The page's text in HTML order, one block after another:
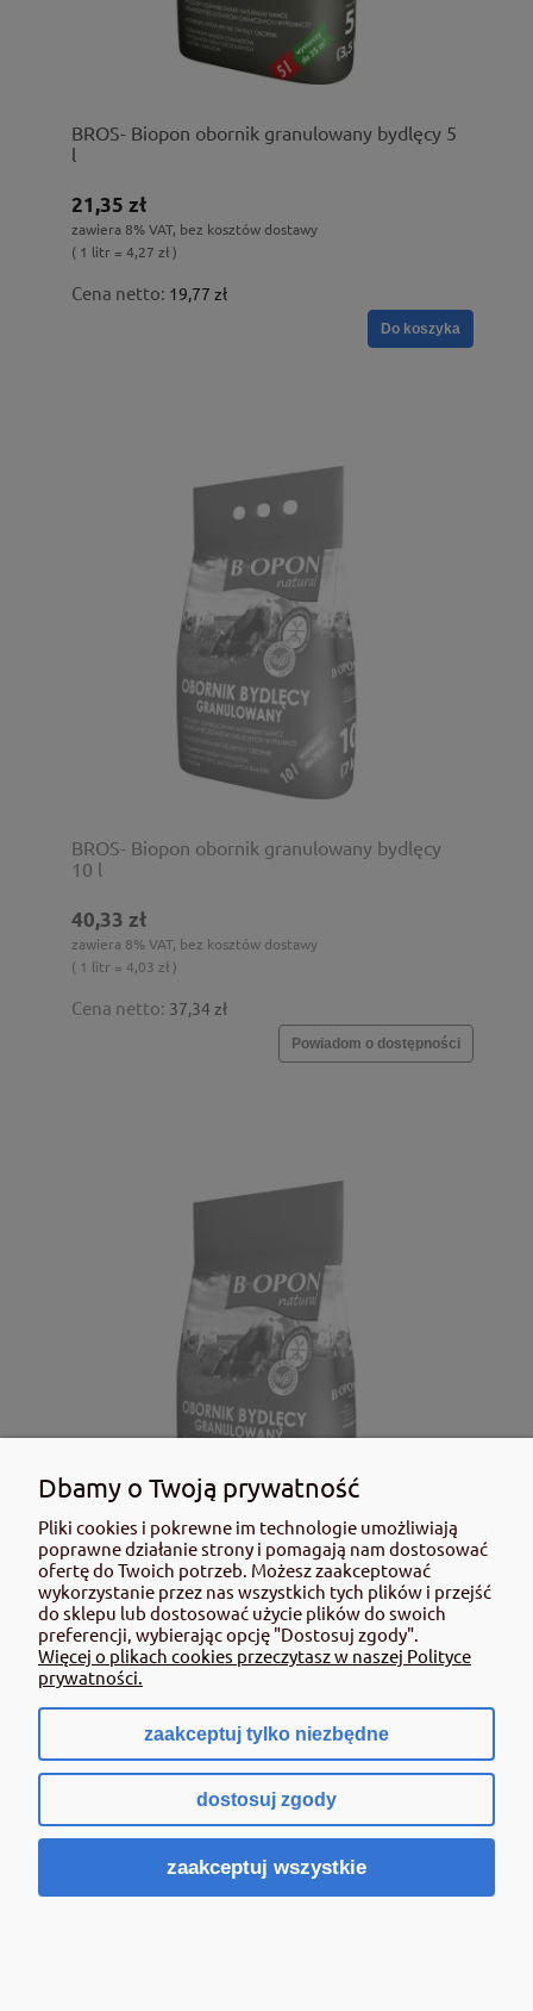
BROS- Biopon obornik granulowany bydlęcy 5
l
21,35 zł
zawiera 8% VAT, bez kosztów dostawy
( 1 litr = 4,27 zł )
Cena netto: 19,77 zł
Do koszyka
BROS- Biopon obornik granulowany bydlęcy
10 l
40,33 zł
zawiera 8% VAT, bez kosztów dostawy
( 1 litr = 4,03 zł )
Cena netto: 37,34 zł
Powiadom o dostępności
BROS- Biopon obornik granulowany bydlęcy
20 l
71,49 zł
zawiera 8% VAT, bez kosztów dostawy
( 1 litr = 3,57 zł )
66,19 zł
Powiadom o dostępności
Dbamy o Twoją prywatność
Pliki cookies i pokrewne im technologie umożliwiają
poprawne działanie strony i pomagają nam dostosować
ofertę do Twoich potrzeb. Możesz zaakceptować
wykorzystanie przez nas wszystkich tych plików i przejść
do sklepu lub dostosować użycie plików do swoich
preferencji, wybierając opcję "Dostosuj zgody".
Więcej o plikach cookies przeczytasz w naszej Polityce
prywatności.
zaakceptuj tylko niezbędne
dostosuj zgody
zaakceptuj wszystkie